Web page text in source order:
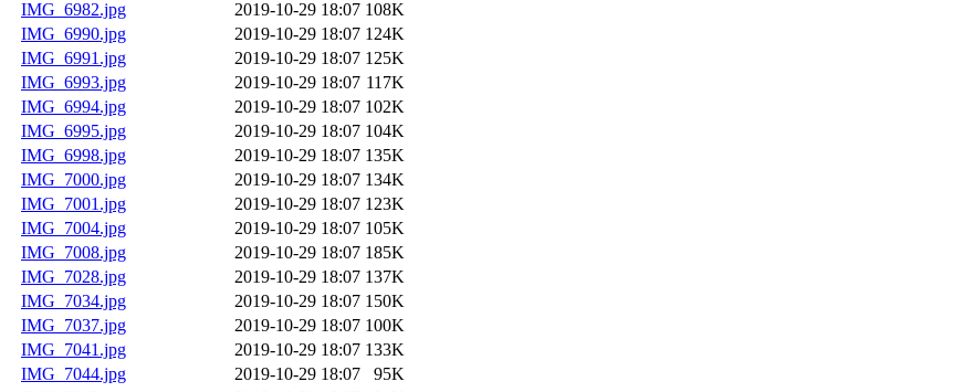
IMG_6982.jpg
2019-10-29 18:07 108K
IMG_6990.jpg
2019-10-29 18:07 124K
IMG_6991.jpg
2019-10-29 18:07 125K
IMG_6993.jpg
2019-10-29 18:07 117K
IMG_6994.jpg
2019-10-29 18:07 102K
IMG_6995.jpg
2019-10-29 18:07 104K
IMG_6998.jpg
2019-10-29 18:07 135K
IMG_7000.jpg
2019-10-29 18:07 134K
IMG_7001.jpg
2019-10-29 18:07 123K
IMG_7004.jpg
2019-10-29 18:07 105K
IMG_7008.jpg
2019-10-29 18:07 185K
IMG_7028.jpg
2019-10-29 18:07 137K
IMG_7034.jpg
2019-10-29 18:07 150K
IMG_7037.jpg
2019-10-29 18:07 100K
IMG_7041.jpg
2019-10-29 18:07 133K
IMG_7044.jpg
2019-10-29 18:07
95K